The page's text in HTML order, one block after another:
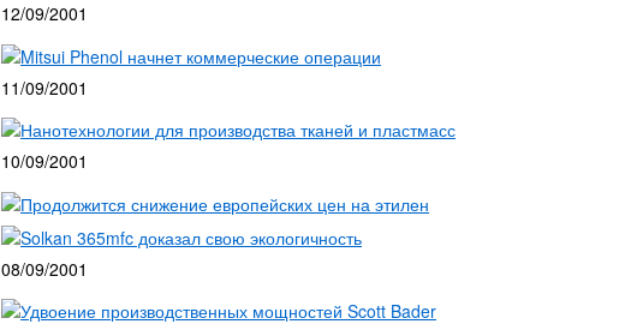
12/09/2001
Mitsui Phenol начнет коммерческие операции
11/09/2001
Нанотехнологии для производства тканей и пластмасс
10/09/2001
Продолжится снижение европейских цен на этилен
Solkan 365mfc доказал свою экологичность
08/09/2001
Удвоение производственных мощностей Scott Bader